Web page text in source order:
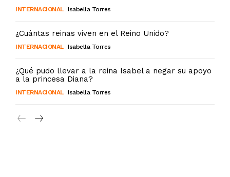
INTERNACIONAL Isabella Torres
¿Cuántas reinas viven en el Reino Unido?
INTERNACIONAL Isabella Torres
¿Qué pudo llevar a la reina Isabel a negar su apoyo
a la princesa Diana?
INTERNACIONAL Isabella Torres